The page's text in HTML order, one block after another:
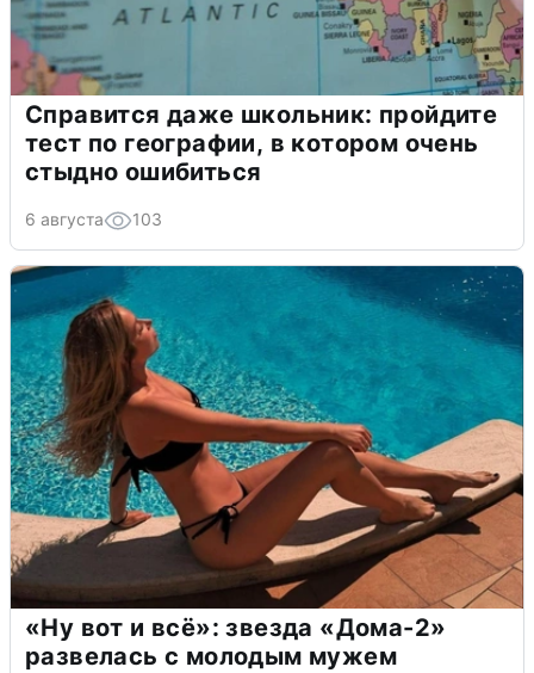
Справится даже школьник: пройдите
тест по географии, в котором очень
стыдно ошибиться
6 августа 103
«Ну вот и всё»: звезда «Дома-2»
развелась с молодым мужем